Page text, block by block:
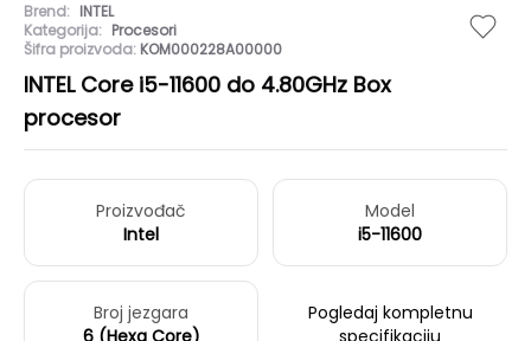
Brend: INTEL
Kategorija: Procesori
Šifra proizvoda: KOM000228A00000
INTEL Core i5-11600 do 4.80GHz Box
procesor
Proizvođač
Intel
Model
i5-11600
Broj jezgara
6 (Hexa Core)
Pogledaj kompletnu
specifikaciju